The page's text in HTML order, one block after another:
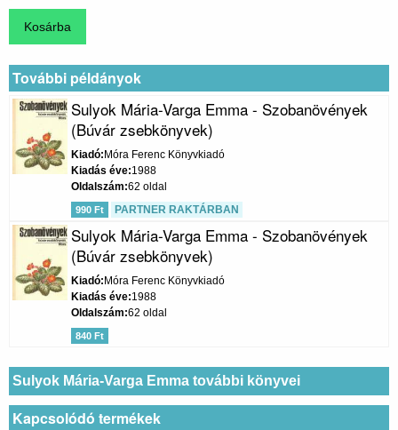
További példányok
Sulyok Mária-Varga Emma - Szobanövények
(Búvár zsebkönyvek)
Kiadó Móra Ferenc Könyvkiadó
Kiadás éve 1988
Oldalszám 62 oldal
990 Ft PARTNER RAKTÁRBAN
Sulyok Mária-Varga Emma - Szobanövények
(Búvár zsebkönyvek)
Kiadó Móra Ferenc Könyvkiadó
Kiadás éve 1988
Oldalszám 62 oldal
840 Ft
Sulyok Mária-Varga Emma további könyvei
Kapcsolódó termékek